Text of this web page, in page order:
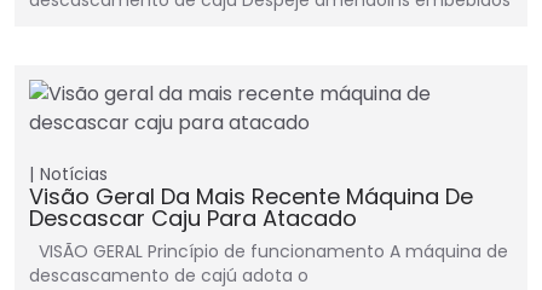
Notícias
Visão Geral Da Mais Recente Máquina De
Descascar Caju Para Atacado
VISÃO GERAL Princípio de funcionamento A máquina de
descascamento de cajú adota o